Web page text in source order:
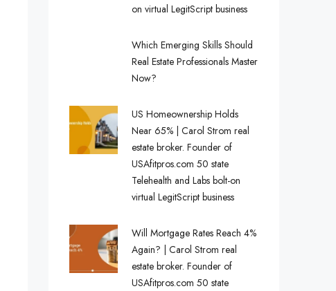
on virtual LegitScript business
Which Emerging Skills Should
Real Estate Professionals Master
Now?
US Homeownership Holds
Near 65% | Carol Strom real
estate broker. Founder of
USAfitpros.com 50 state
Telehealth and Labs bolt-on
virtual LegitScript business
Will Mortgage Rates Reach 4%
Again? | Carol Strom real
estate broker. Founder of
USAfitpros.com 50 state